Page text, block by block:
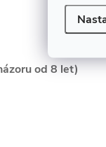
od 8 let)